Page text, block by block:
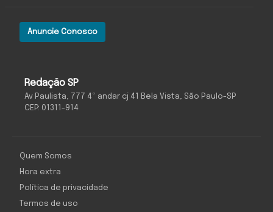
Redação SP
Av Paulista, 777 4º andar cj 41 Bela Vista, São Paulo-SP
CEP: 01311-914
Anuncie Conosco
Quem Somos
Hora extra
Política de privacidade
Termos de uso